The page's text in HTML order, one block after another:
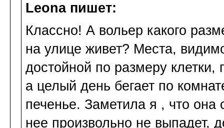
Leona пишет:
Классно! А вольер какого
на улице живет? Места,
достойной по размеру клетки,
а целый день бегает по
печенье. Заметила я , что она
нее произвольно не выпадет,